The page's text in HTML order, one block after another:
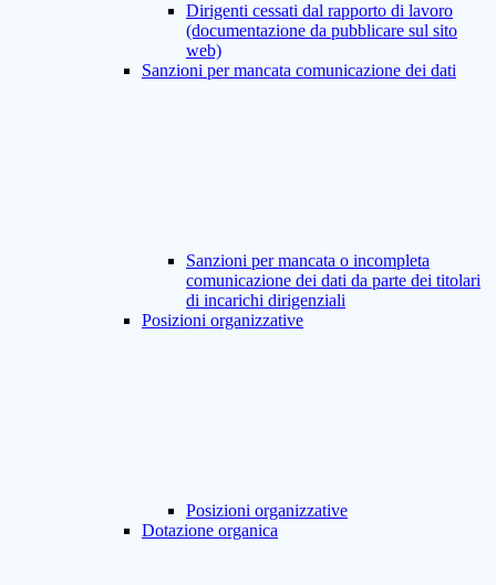
Dirigenti cessati dal rapporto di lavoro
(documentazione da pubblicare sul sito
web)
Sanzioni per mancata comunicazione dei dati
Sanzioni per mancata o incompleta
comunicazione dei dati da parte dei titolari
di incarichi dirigenziali
Posizioni organizzative
Posizioni organizzative
Dotazione organica